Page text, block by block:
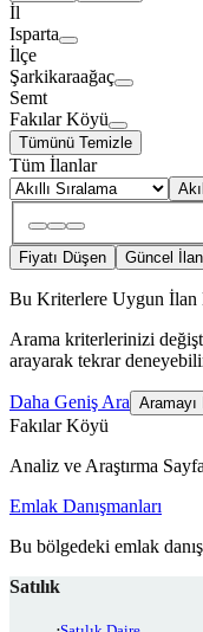
İl
Isparta
İlçe
Şarkikaraağaç
Semt
Fakılar Köyü
Tümünü Temizle
Tüm İlanlar
Fiyatı Düşen Güncel İlan
Bu Kriterlere Uygun İlan
Arama kriterlerinizi
arayarak tekrar
Daha Geniş Ara Aramayı
Fakılar Köyü
Analiz ve Araştırma
Emlak Danışmanları
Bu bölgedeki emlak
Satılık